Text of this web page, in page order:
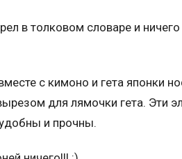
в толковом словаре и
с кимоно и гета японки
для лямочки гета. Эти
и прочны.